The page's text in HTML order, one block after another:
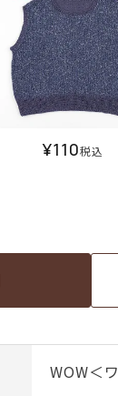
¥110税込
WOW＜